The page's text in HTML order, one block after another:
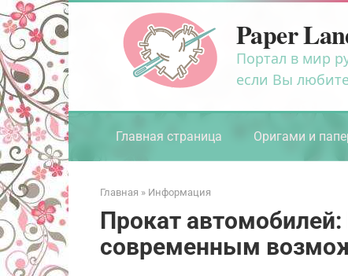
Перейти
к
контенту
Paper
Портал в мир
если Вы
Главная страница Оригами и
Главная » Информация
Прокат автомобилей:
современным